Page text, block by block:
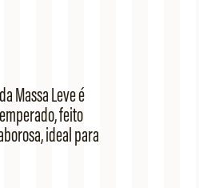
Massa Leve é
feito
ideal para